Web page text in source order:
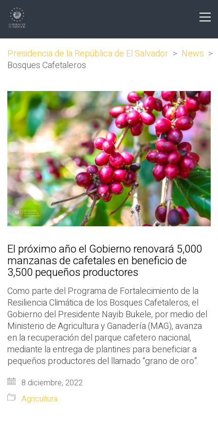
Presidencia de la República de El Salvador > News >
Bosques Cafetaleros
El próximo año el Gobierno renovará 5,000
manzanas de cafetales en beneficio de
3,500 pequeños productores
Como parte del Programa de Fortalecimiento de la
Resiliencia Climática de los Bosques Cafetaleros, el
Gobierno del Presidente Nayib Bukele, por medio del
Ministerio de Agricultura y Ganadería (MAG), avanza
en la recuperación del parque cafetero nacional,
mediante la entrega de plantines para beneficiar a
pequeños productores del llamado “grano de oro”.
8 diciembre, 2022
Agricultura